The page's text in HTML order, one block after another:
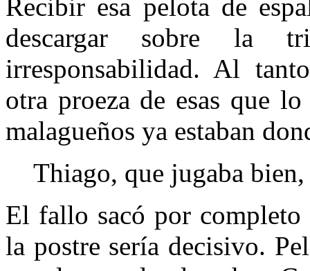
Recibir esa pelota de
descargar sobre la
irresponsabilidad. Al
otra proeza de esas que
malagueños ya estaban
Thiago, que jugaba
El fallo sacó por
la postre sería decisivo.